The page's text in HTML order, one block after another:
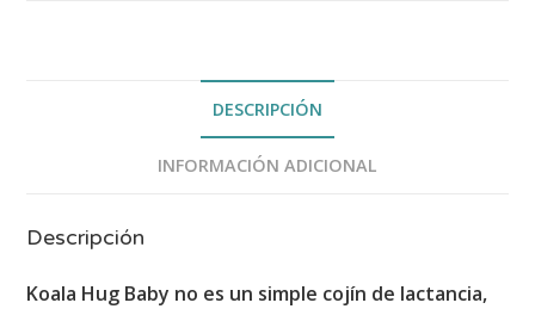
DESCRIPCIÓN
INFORMACIÓN ADICIONAL
Descripción
Koala Hug Baby no es un simple cojín de lactancia,